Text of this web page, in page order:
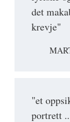
det
krevje"
"et
portrett